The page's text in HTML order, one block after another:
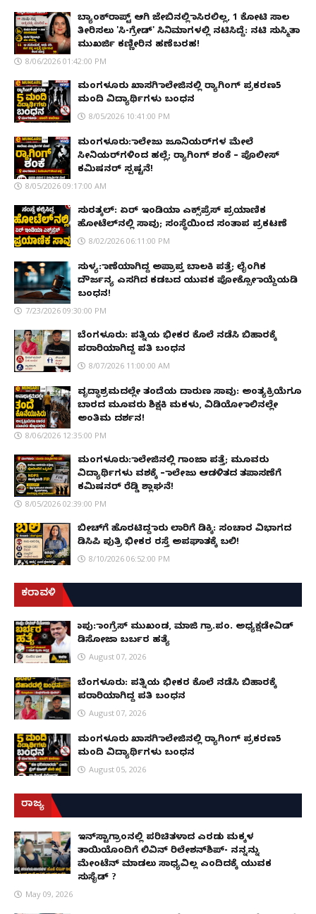
ಬ್ಯಾಂಕ್‌ರಾಪ್ಟ್‌ ಆಗಿ ಜೇಬಿನಲ್ಲಿ ಕಾಸಿರಲಿಲ್ಲ, ₹1 ಕೋಟಿ ಸಾಲ
ತೀರಿಸಲು 'ಸಿ-ಗ್ರೇಡ್' ಸಿನಿಮಾಗಳಲ್ಲಿ ನಟಿಸಿದ್ದೆ: ನಟಿ ಸುಸ್ಮಿತಾ
ಮುಖರ್ಜಿ ಕಣ್ಣೀರಿನ ಹಣೆಬರಹ!
8/06/2026 01:42:00 PM
ಮಂಗಳೂರು ಖಾಸಗಿ ಕಾಲೇಜಿನಲ್ಲಿ ರ‌್ಯಾಗಿಂಗ್ ಪ್ರಕರಣ5
ಮಂದಿ ವಿದ್ಯಾರ್ಥಿಗಳು ಬಂಧನ
8/05/2026 10:41:00 PM
ಮಂಗಳೂರು: ಕಾಲೇಜು ಜೂನಿಯರ್‌ಗಳ ಮೇಲೆ
ಸೀನಿಯರ್‌ಗಳಿಂದ ಹಲ್ಲೆ; ರ‌್ಯಾಗಿಂಗ್ ಶಂಕೆ – ಪೊಲೀಸ್
ಕಮಿಷನರ್ ಸ್ಪಷ್ಟನೆ!
8/05/2026 09:17:00 AM
ಸುರತ್ಕಲ್: ಏರ್ ಇಂಡಿಯಾ ಎಕ್ಸ್‌ಪ್ರೆಸ್ ಪ್ರಯಾಣಿಕ
ಹೋಟೆಲ್‌ನಲ್ಲಿ ಸಾವು; ಸಂಸ್ಥೆಯಿಂದ ಸಂತಾಪ ಪ್ರಕಟಣೆ
8/02/2026 06:11:00 PM
ಸುಳ್ಯ: ಕಾಣೆಯಾಗಿದ್ದ ಅಪ್ರಾಪ್ತ ಬಾಲಕಿ ಪತ್ತೆ; ಲೈಂಗಿಕ
ದೌರ್ಜನ್ಯ ಎಸಗಿದ ಕಡಬದ ಯುವಕ ಪೋಕ್ಸೋ ಕಾಯ್ದೆಯಡಿ
ಬಂಧನ!
7/23/2026 09:30:00 PM
ಬೆಂಗಳೂರು: ಪತ್ನಿಯ ಭೀಕರ ಕೊಲೆ ನಡೆಸಿ ಬಿಹಾರಕ್ಕೆ
ಪರಾರಿಯಾಗಿದ್ದ ಪತಿ ಬಂಧನ
8/07/2026 11:00:00 AM
ವೃದ್ಧಾಶ್ರಮದಲ್ಲೇ ತಂದೆಯ ದಾರುಣ ಸಾವು: ಅಂತ್ಯಕ್ರಿಯೆಗೂ
ಬಾರದ ಮೂವರು ಶಿಕ್ಷಕಿ ಮಕಳು, ವಿಡಿಯೋ ಕಾಲಿನಲ್ಲೇ
ಅಂತಿಮ ದರ್ಶನ!
8/06/2026 12:35:00 PM
ಮಂಗಳೂರು: ಕಾಲೇಜಿನಲ್ಲಿ ಗಾಂಜಾ ಪತ್ತೆ; ಮೂವರು
ವಿದ್ಯಾರ್ಥಿಗಳು ವಶಕ್ಕೆ – ಕಾಲೇಜು ಆಡಳಿತದ ತಪಾಸಣೆಗೆ
ಕಮಿಷನರ್ ರೆಡ್ಡಿ ಶ್ಲಾಘನೆ!
8/05/2026 02:39:00 PM
ಬೀಚ್‌ಗೆ ಹೊರಟಿದ್ದ ಕಾರು ಲಾರಿಗೆ ಡಿಕ್ಕಿ: ಸಂಚಾರ ವಿಭಾಗದ
ಡಿಸಿಪಿ ಪುತ್ರಿ ಭೀಕರ ರಸ್ತೆ ಅಪಘಾತಕ್ಕೆ ಬಲಿ!
8/10/2026 06:52:00 PM
ಕರಾವಳಿ
ಕಾಪು: ಕಾಂಗ್ರೆಸ್ ಮುಖಂಡ, ಮಾಜಿ ಗ್ರಾ.ಪಂ. ಅಧ್ಯಕ್ಷಡೇವಿಡ್
ಡಿಸೋಜಾ ಬರ್ಬರ ಹತ್ಯೆ
August 07, 2026
ಬೆಂಗಳೂರು: ಪತ್ನಿಯ ಭೀಕರ ಕೊಲೆ ನಡೆಸಿ ಬಿಹಾರಕ್ಕೆ
ಪರಾರಿಯಾಗಿದ್ದ ಪತಿ ಬಂಧನ
August 07, 2026
ಮಂಗಳೂರು ಖಾಸಗಿ ಕಾಲೇಜಿನಲ್ಲಿ ರ‌್ಯಾಗಿಂಗ್ ಪ್ರಕರಣ5
ಮಂದಿ ವಿದ್ಯಾರ್ಥಿಗಳು ಬಂಧನ
August 05, 2026
ರಾಜ್ಯ
ಇನ್​ಸ್ಟಾಗ್ರಾಂನಲ್ಲಿ ಪರಿಚಿತಳಾದ ಎರಡು ಮಕ್ಕಳ
ತಾಯಿಯೊಂದಿಗೆ ಲಿವಿನ್ ರಿಲೇಶನ್​ಶಿಪ್- ನನ್ನನ್ನು
ಮೇಂಟೆನ್ ಮಾಡಲು ಸಾಧ್ಯವಿಲ್ಲ ಎಂದಿದಕ್ಕೆ ಯುವಕ
ಸುಸೈಡ್ ?
May 09, 2026